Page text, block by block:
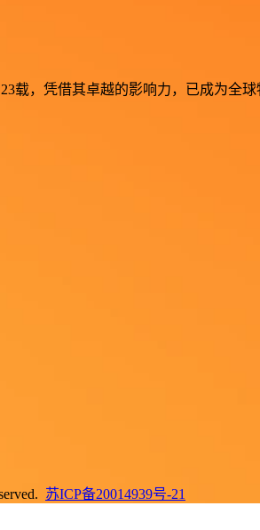
载，凭借其卓越的影响力，已成为全
苏ICP备20014939号-21